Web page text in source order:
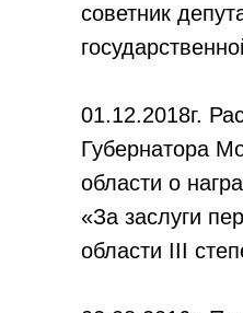
советник
01.12.2018г.
Губернатора
области о
«За заслуги
области III